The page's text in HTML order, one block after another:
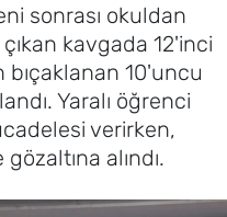
sonrası okuldan
kavgada 12'inci
bıçaklanan 10'uncu
Yaralı öğrenci
verirken,
alındı.